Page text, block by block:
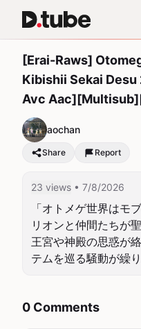
[Erai-Raws]
Kibishii Sekai
Avc
aochan
Share Report
23 views • 7/8/2026
「オトメゲ世界はモ
リオンと仲間たちが
王宮や神殿の思惑が
テムを巡る騒動が繰
0 Comments